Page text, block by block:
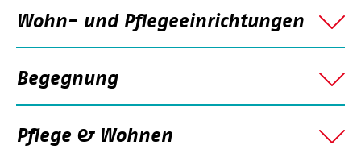
Wohn- und Pflegeeinrichtungen
Begegnung
Pflege & Wohnen